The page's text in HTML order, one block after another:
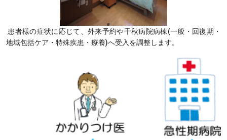
患者様の症状に応じて、外来予約や千秋病院病棟(一般・回復期・
地域包括ケア・特殊疾患・療養)へ受入を調整します。